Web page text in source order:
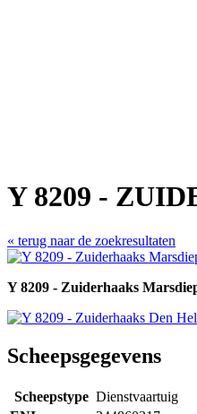
Y 8209 -
« terug naar de zoekresultaten
Y 8209 - Zuiderhaaks
Scheepsgegevens
Scheepstype Dienstvaartuig